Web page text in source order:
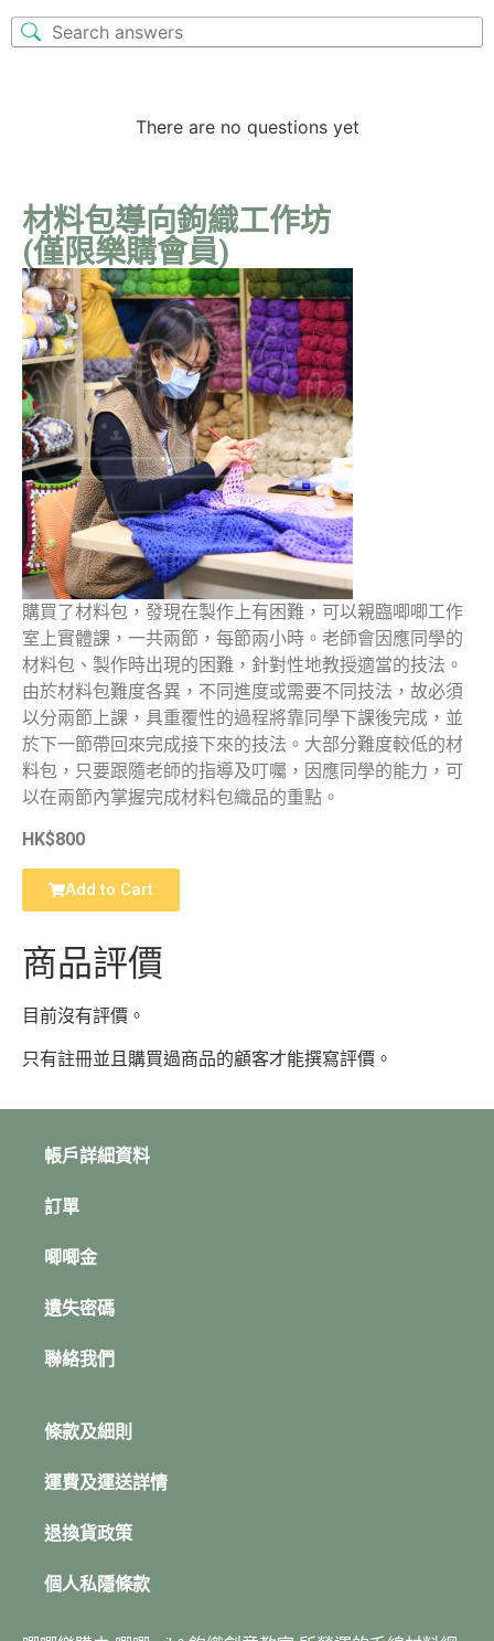
There are no questions yet
材料包導向鉤織工作坊
(僅限樂購會員)
購買了材料包，發現在製作上有困難，可以親臨唧唧工作
室上實體課，一共兩節，每節兩小時。老師會因應同學的
材料包、製作時出現的困難，針對性地教授適當的技法。
由於材料包難度各異，不同進度或需要不同技法，故必須
以分兩節上課，具重覆性的過程將靠同學下課後完成，並
於下一節帶回來完成接下來的技法。大部分難度較低的材
料包，只要跟隨老師的指導及叮囑，因應同學的能力，可
以在兩節內掌握完成材料包織品的重點。
HK$800
Add to Cart
商品評價
目前沒有評價。
只有註冊並且購買過商品的顧客才能撰寫評價。
帳戶詳細資料
訂單
唧唧金
遺失密碼
聯絡我們
條款及細則
運費及運送詳情
退換貨政策
個人私隱條款